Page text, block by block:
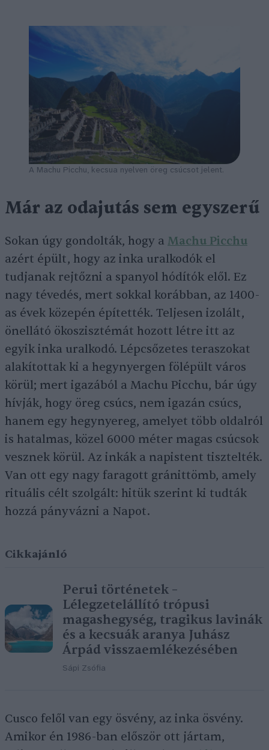
A Machu Picchu, kecsua nyelven öreg csúcsot jelent.
Már az odajutás sem egyszerű
Sokan úgy gondolták, hogy a Machu Picchu
azért épült, hogy az inka uralkodók el
tudjanak rejtőzni a spanyol hódítók elől. Ez
nagy tévedés, mert sokkal korábban, az 1400-
as évek közepén építették. Teljesen izolált,
önellátó ökoszisztémát hozott létre itt az
egyik inka uralkodó. Lépcsőzetes teraszokat
alakítottak ki a hegynyergen fölépült város
körül; mert igazából a Machu Picchu, bár úgy
hívják, hogy öreg csúcs, nem igazán csúcs,
hanem egy hegynyereg, amelyet több oldalról
is hatalmas, közel 6000 méter magas csúcsok
vesznek körül. Az inkák a napistent tisztelték.
Van ott egy nagy faragott gránittömb, amely
rituális célt szolgált: hitük szerint ki tudták
hozzá pányvázni a Napot.
Cikkajánló
Perui történetek –
Lélegzetelállító trópusi
magashegység, tragikus lavinák
és a kecsuák aranya Juhász
Árpád visszaemlékezésében
Sápi Zsófia
Cusco felől van egy ösvény, az inka ösvény.
Amikor én 1986-ban először ott jártam,